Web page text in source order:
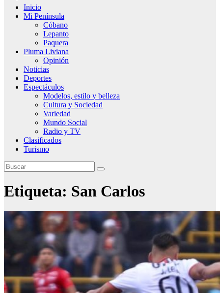
Inicio
Mi Península
Cóbano
Lepanto
Paquera
Pluma Liviana
Opinión
Noticias
Deportes
Espectáculos
Modelos, estilo y belleza
Cultura y Sociedad
Variedad
Mundo Social
Radio y TV
Clasificados
Turismo
Etiqueta: San Carlos